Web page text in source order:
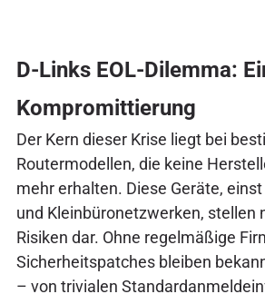
D-Links EOL-Dilemma:
Kompromittierung
Der Kern dieser Krise liegt bei
Routermodellen, die keine
mehr erhalten. Diese Geräte,
und Kleinbüronetzwerken, stellen
Risiken dar. Ohne regelmäßige
Sicherheitspatches bleiben
– von trivialen